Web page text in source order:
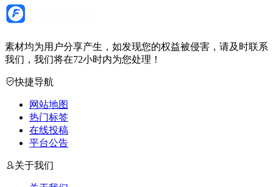
素材均为用户分享产生，如发现您的权益被侵害，请及时联系
我们，我们将在72小时内为您处理！
快捷导航
网站地图
热门标签
在线投稿
平台公告
关于我们